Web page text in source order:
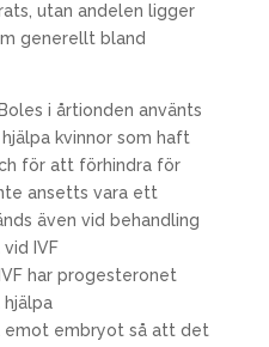
utan andelen ligger
generellt bland
i årtionden använts
kvinnor som haft
för att förhindra för
ansetts vara ett
även vid behandling
IVF
har progesteronet
emot embryot så att det